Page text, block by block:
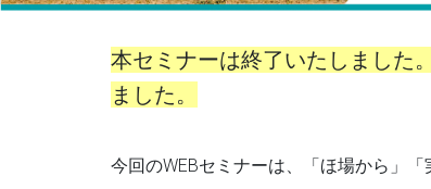
本セミナーは終了いたしました
ました。
今回のWEBセミナーは、「ほ場から」